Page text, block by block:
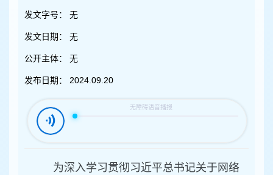
发文字号： 无
发文日期： 无
公开主体： 无
发布日期： 2024.09.20
为深入学习贯彻习近平总书记关于网络